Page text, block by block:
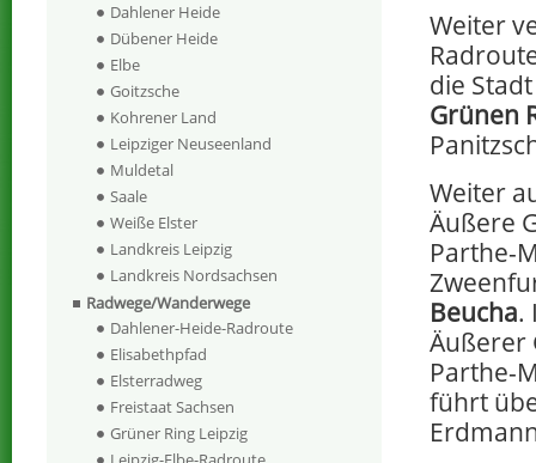
Weiter
die
Grünen
Weiter
Äußere
Parthe-
Beucha.
Äußerer
Parthe-
führt
Dahlener Heide
Dübener Heide
Elbe
Goitzsche
Kohrener Land
Leipziger Neuseenland
Muldetal
Saale
Weiße Elster
Landkreis Leipzig
Landkreis Nordsachsen
Radwege/Wanderwege
Dahlener-Heide-Radroute
Elisabethpfad
Elsterradweg
Freistaat Sachsen
Grüner Ring Leipzig